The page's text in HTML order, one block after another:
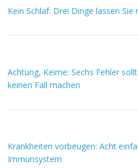
Kein Schlaf: Drei Dinge lassen
Achtung, Keime: Sechs Fehler
keinen Fall machen
Krankheiten vorbeugen: Acht
Immunsystem